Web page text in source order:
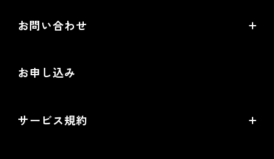
EC制作パートナー一覧
お問い合わせ
導入検討Webミーティング
お申し込み
サービス規約